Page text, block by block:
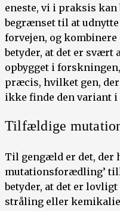
eneste, vi i praksis kan
begrænset til at
forvejen, og kombinere
betyder, at det er svært
opbygget i
præcis, hvilket gen,
ikke finde den variant i
Tilfældige
Til gengæld er det, der
mutationsforædling’
betyder, at det er
stråling eller